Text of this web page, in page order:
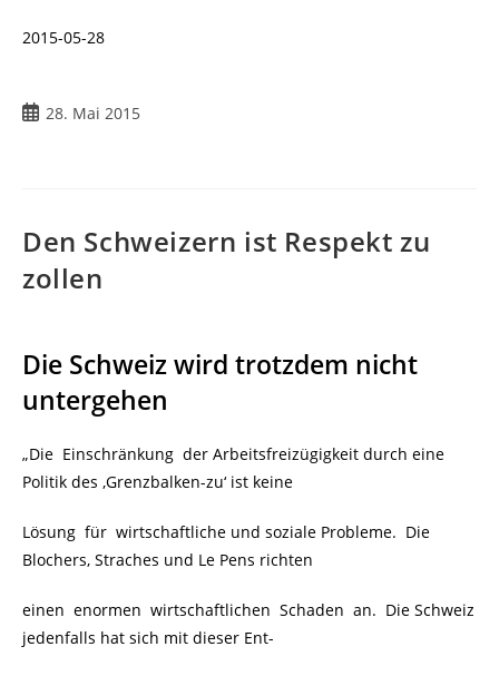
2015-05-28
Beitrag
28. Mai 2015
Den Schweizern ist Respekt zu
zollen
Die Schweiz wird trotzdem nicht
untergehen
„Die Einschränkung der Arbeitsfreizügigkeit durch eine
Politik des ‚Grenzbalken-zu‘ ist keine
Lösung für wirtschaftliche und soziale Probleme. Die
Blochers, Straches und Le Pens richten
einen enormen wirtschaftlichen Schaden an. Die Schweiz
jedenfalls hat sich mit dieser Ent-